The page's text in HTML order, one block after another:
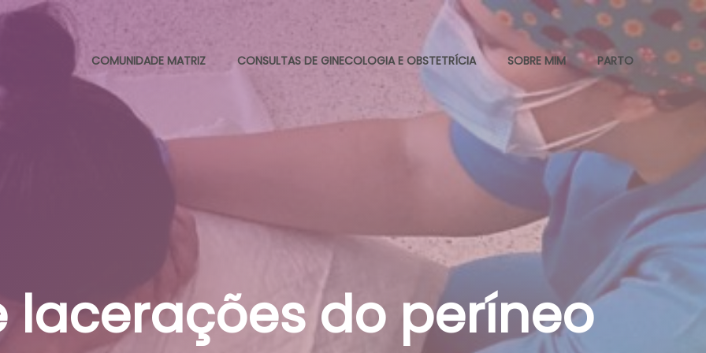
COMUNIDADE MATRIZ CONSULTAS DE GINECOLOGIA E OBSTETRÍCIA SOBRE MIM PARTO
lacerações do períneo